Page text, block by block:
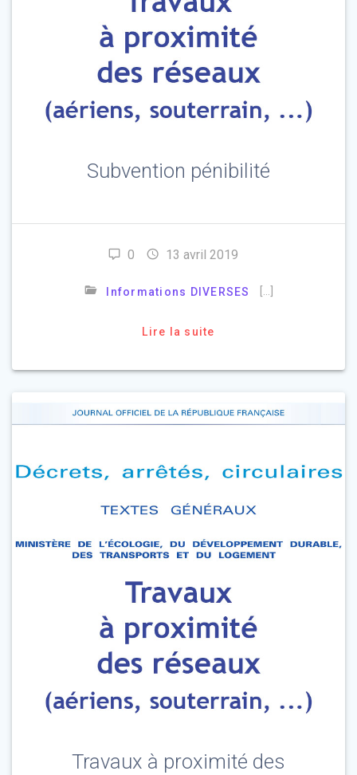
Subvention pénibilité
0 13 avril 2019
Informations DIVERSES
Lire la suite
Travaux à proximité des